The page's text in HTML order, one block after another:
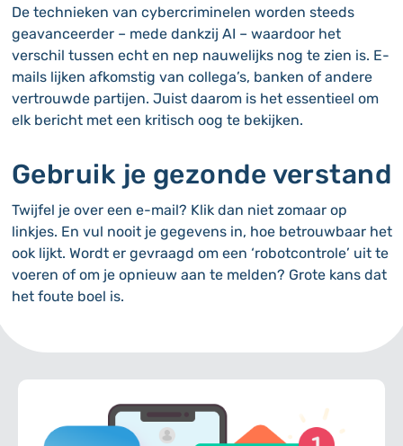
De technieken van cybercriminelen worden steeds
geavanceerder – mede dankzij AI – waardoor het
verschil tussen echt en nep nauwelijks nog te zien is. E-
mails lijken afkomstig van collega’s, banken of andere
vertrouwde partijen. Juist daarom is het essentieel om
elk bericht met een kritisch oog te bekijken.
Gebruik je gezonde verstand
Twijfel je over een e-mail? Klik dan niet zomaar op
linkjes. En vul nooit je gegevens in, hoe betrouwbaar het
ook lijkt. Wordt er gevraagd om een ‘robotcontrole’ uit te
voeren of om je opnieuw aan te melden? Grote kans dat
het foute boel is.